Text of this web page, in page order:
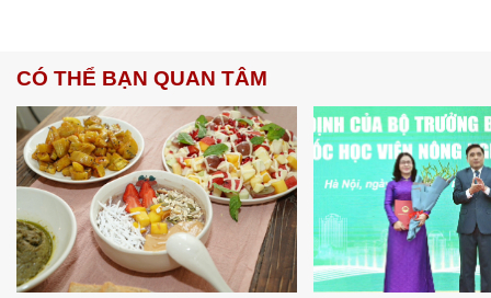
CÓ THỂ BẠN QUAN TÂM